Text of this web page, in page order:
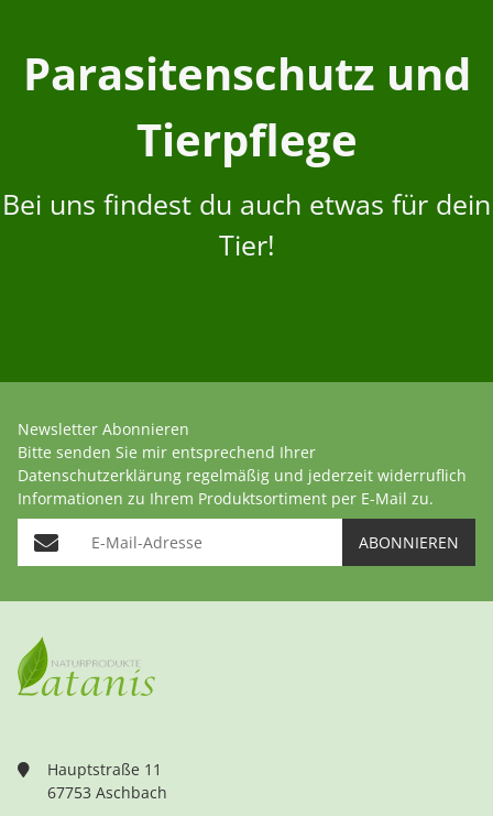
Parasitenschutz und
Tierpflege
Bei uns findest du auch etwas für dein
Tier!
Newsletter Abonnieren
Bitte senden Sie mir entsprechend Ihrer
Datenschutzerklärung regelmäßig und jederzeit widerruflich
Informationen zu Ihrem Produktsortiment per E-Mail zu.
E-Mail-Adresse ABONNIEREN
Hauptstraße 11
67753 Aschbach